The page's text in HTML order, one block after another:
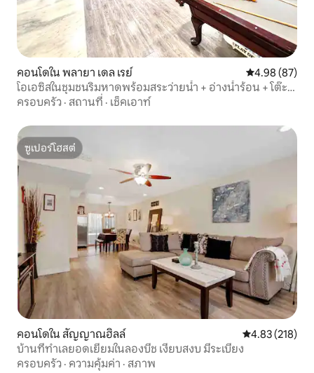
คอนโดใน พลายา เดล เรย์ คะแนนเฉลี่ย
4.98 (87)
โอเอซิสในชุมชนริมหาดพร้อมสระว่ายน้ำ + อ่างน้ำร้อน + โต๊ะ
พูล
ครอบครัว · สถานที่ · เช็คเอาท์
ซูเปอร์โฮสต์
ซูเปอร์โฮสต์
คอนโดใน สัญญาณฮิลล์ คะแนนเฉลี่ย
4.83 (218)
บ้านที่ทำเลยอดเยี่ยมในลองบีช เงียบสงบ มีระเบียง
ครอบครัว · ความคุ้มค่า · สภาพ